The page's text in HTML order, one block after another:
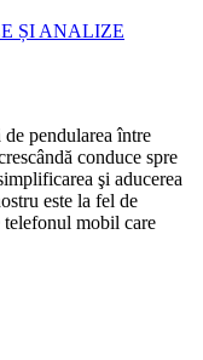
ȘI ANALIZE
pendularea între
conduce spre
şi aducerea
este la fel de
telefonul mobil care